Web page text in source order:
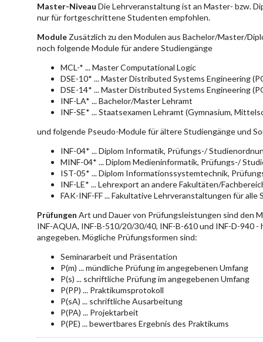
Master-Niveau Die Lehrveranstaltung ist an Master- bzw.
nur für fortgeschrittene Studenten empfohlen.
Module Zusätzlich zu den Modulen aus Bachelor/Master/
noch folgende Module für andere Studiengänge
MCL-* ... Master Computational Logic
DSE-10* ... Master Distributed Systems Engineering
DSE-14* ... Master Distributed Systems Engineering
INF-LA* ... Bachelor/Master Lehramt
INF-SE* ... Staatsexamen Lehramt (Gymnasium,
und folgende Pseudo-Module für ältere Studiengänge und
INF-04* ... Diplom Informatik, Prüfungs-/
MINF-04* ... Diplom Medieninformatik, Prüfungs-/
IST-05* ... Diplom Informationssystemtechnik,
INF-LE* ... Lehrexport an andere Fakultäten/
FAK-INF-FF ... Fakultative Lehrveranstaltungen für
Prüfungen Art und Dauer von Prüfungsleistungen sind den
INF-AQUA, INF-B-510/20/30/40, INF-B-610 und INF-D-940
angegeben. Mögliche Prüfungsformen sind:
Seminararbeit und Präsentation
P(m) ... mündliche Prüfung im angegebenen Umfang
P(s) ... schriftliche Prüfung im angegebenen Umfang
P(PP) ... Praktikumsprotokoll
P(sA) ... schriftliche Ausarbeitung
P(PA) ... Projektarbeit
P(PE) ... bewertbares Ergebnis des Praktikums